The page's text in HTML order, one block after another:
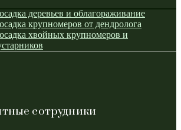
деревьев и облагораживание
крупномеров от дендролога
хвойных крупномеров и
сотрудники